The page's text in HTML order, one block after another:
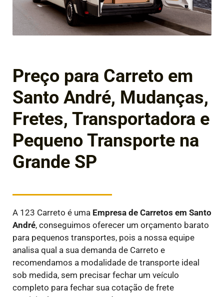
Preço para Carreto em
Santo André, Mudanças,
Fretes, Transportadora e
Pequeno Transporte na
Grande SP
A 123 Carreto é uma Empresa de Carretos em Santo
André, conseguimos oferecer um orçamento barato
para pequenos transportes, pois a nossa equipe
analisa qual a sua demanda de Carreto e
recomendamos a modalidade de transporte ideal
sob medida, sem precisar fechar um veículo
completo para fechar sua cotação de frete